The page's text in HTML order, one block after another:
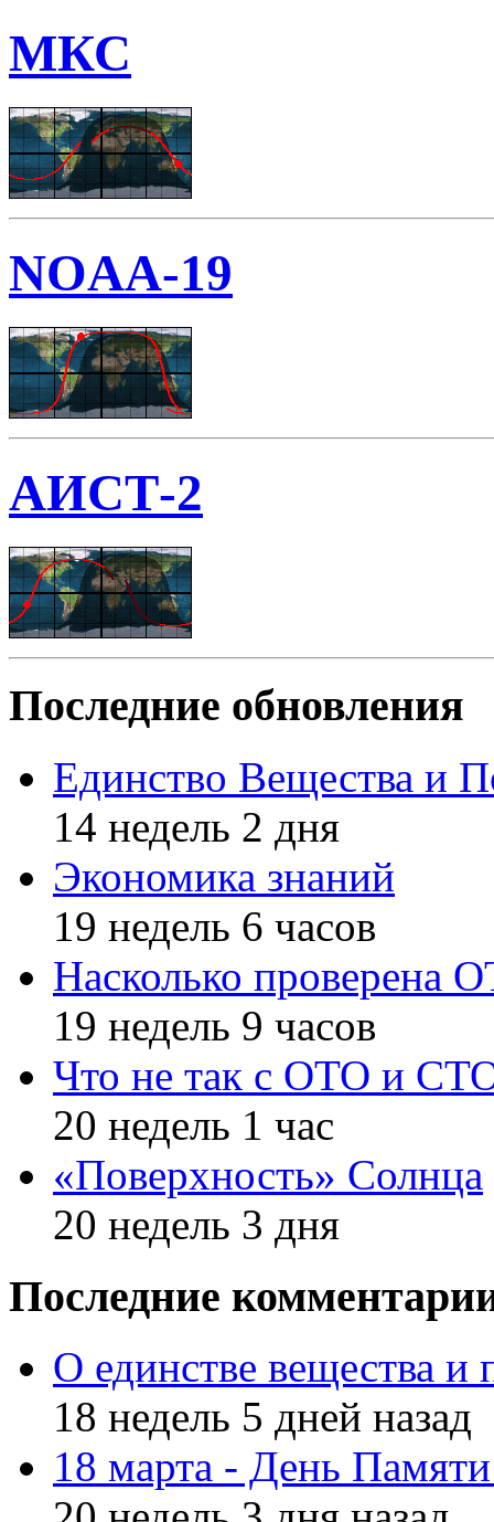
МКС
NOAA-19
АИСТ-2
Последние обновления
Единство Вещества и
14 недель 2 дня
Экономика знаний
19 недель 6 часов
Насколько проверена
19 недель 9 часов
Что не так с ОТО и
20 недель 1 час
«Поверхность» Солнца
20 недель 3 дня
Последние
О единстве вещества и
18 недель 5 дней назад
18 марта - День